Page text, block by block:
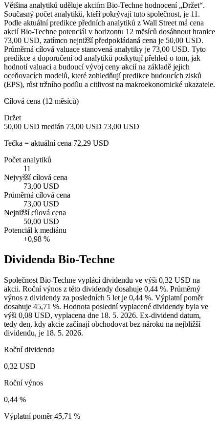
Většina analytiků uděluje akciím Bio-Techne hodnocení „Držet“.
Současný počet analytiků, kteří pokrývají tuto společnost, je 11.
Podle aktuální predikce předních analytiků z Wall Street má cena
akcií Bio-Techne potenciál v horizontu 12 měsíců dosáhnout hranice
73,00 USD, zatímco nejnižší předpokládaná cena je 50,00 USD.
Průměrná cílová valuace stanovená analytiky je 73,00 USD. Tyto
predikce a doporučení od analytiků poskytují přehled o tom, jak
hodnotí valuaci a budoucí vývoj ceny akcií na základě jejich
oceňovacích modelů, které zohledňují predikce budoucích zisků
(EPS), růst tržního podílu a citlivost na makroekonomické ukazatele.
Cílová cena (12 měsíců)
Držet
50,00 USD medián 73,00 USD 73,00 USD
Tečka = aktuální cena 72,29 USD
Počet analytiků
11
Nejvyšší cílová cena
73,00 USD
Průměrná cílová cena
73,00 USD
Nejnižší cílová cena
50,00 USD
Potenciál k mediánu
+0,98 %
Dividenda Bio-Techne
Společnost Bio-Techne vyplácí dividendu ve výši 0,32 USD na
akcii. Roční výnos z této dividendy dosahuje 0,44 %. Průměrný
výnos z dividendy za posledních 5 let je 0,44 %. Výplatní poměr
dosahuje 45,71 %. Hodnota poslední vyplacené dividendy byla ve
výši 0,08 USD, vyplacena dne 18. 5. 2026. Ex-dividend datum,
tedy den, kdy akcie začínají obchodovat bez nároku na nejbližší
dividendu, je 18. 5. 2026.
Roční dividenda
0,32 USD
Roční výnos
0,44 %
Výplatní poměr 45,71 %